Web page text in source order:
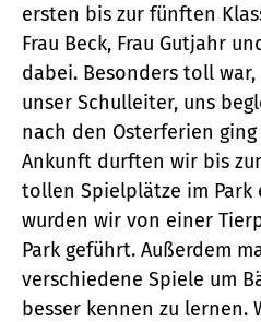
ersten bis zur fünften
Frau Beck, Frau Gutjahr
dabei. Besonders toll war,
unser Schulleiter, uns
nach den Osterferien
Ankunft durften wir bis
tollen Spielplätze im Park
wurden wir von einer
Park geführt. Außerdem
verschiedene Spiele um
besser kennen zu lernen.